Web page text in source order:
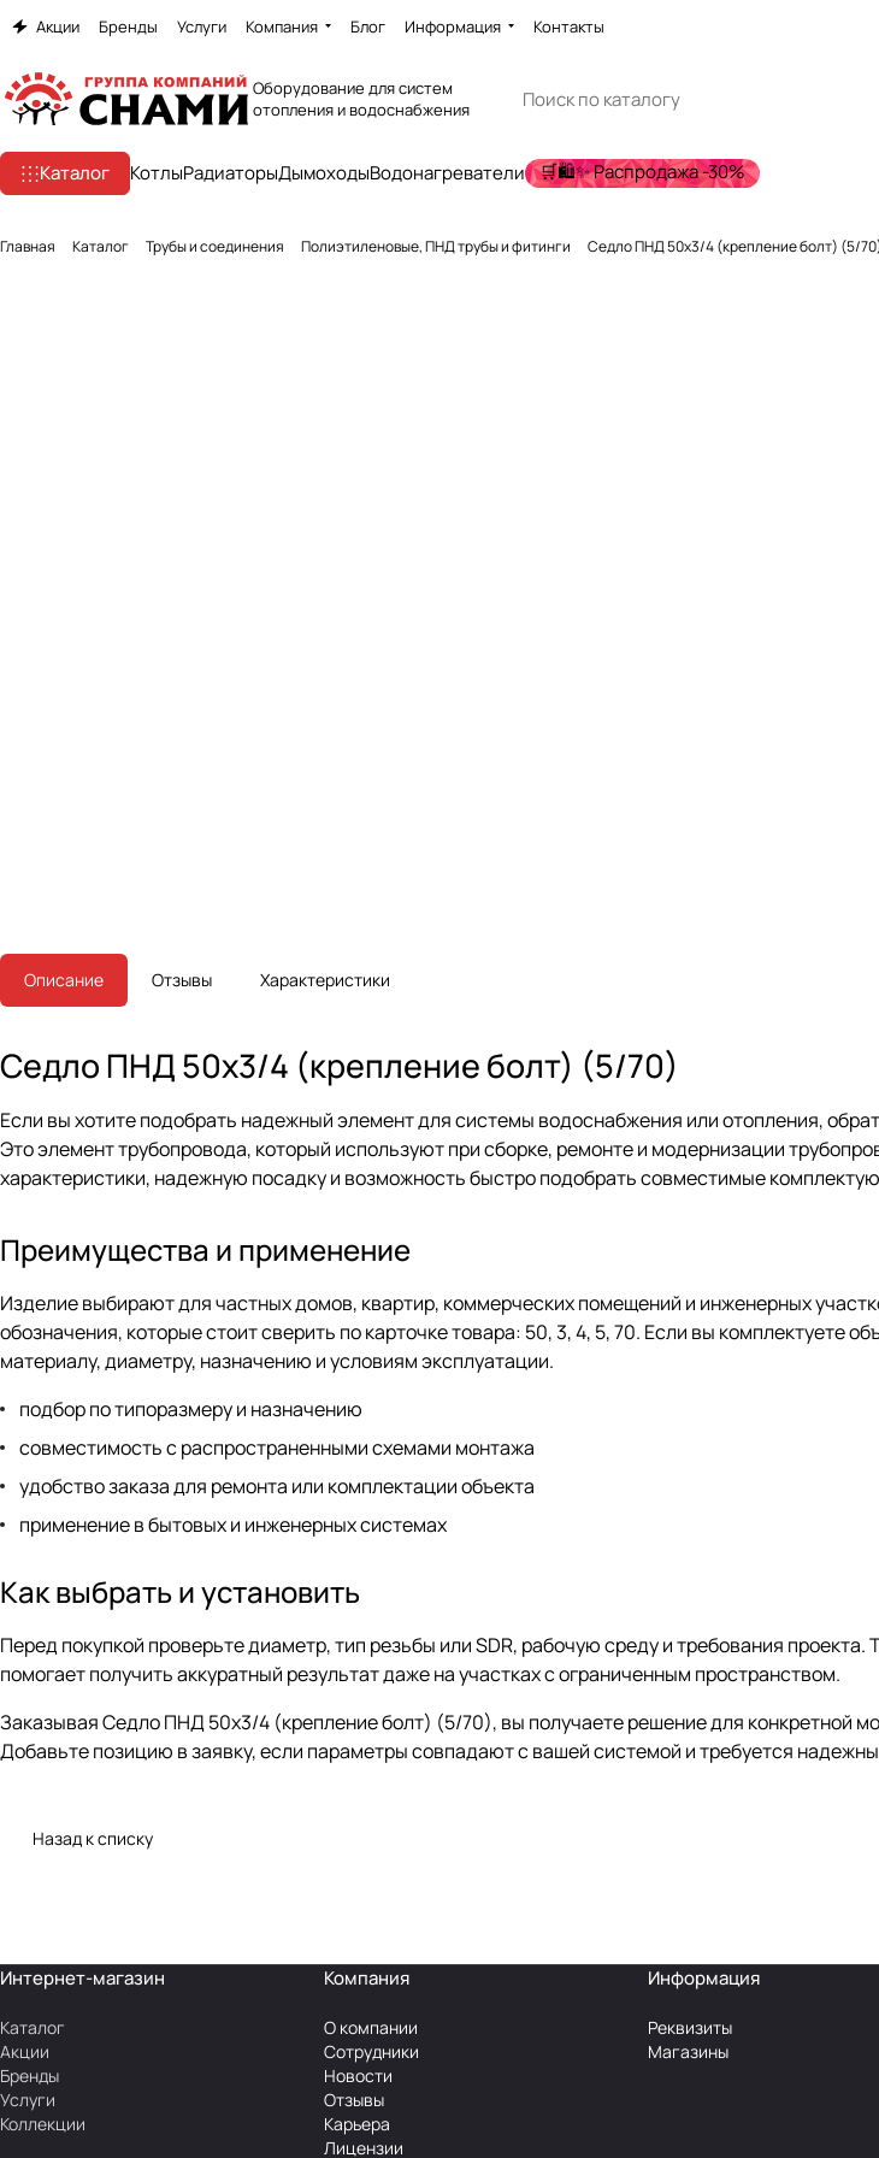
Акции Бренды Услуги Компания Блог Информация Контакты
Оборудование для систем
отопления и водоснабжения
Каталог КотлыРадиаторыДымоходыВодонагреватели 🛒🛍️✨ Распродажа -30%
Главная Каталог Трубы и соединения Полиэтиленовые, ПНД трубы и фитинги Седло ПНД 50х3/4 (крепление болт) (5/
Описание Отзывы Характеристики
Седло ПНД 50х3/4 (крепление болт) (5/70)
Если вы хотите подобрать надежный элемент для системы водоснабжения или отопления,
Это элемент трубопровода, который используют при сборке, ремонте и модернизации
характеристики, надежную посадку и возможность быстро подобрать совместимые
Преимущества и применение
Изделие выбирают для частных домов, квартир, коммерческих помещений и инженерных
обозначения, которые стоит сверить по карточке товара: 50, 3, 4, 5, 70. Если вы комплектуете
материалу, диаметру, назначению и условиям эксплуатации.
подбор по типоразмеру и назначению
совместимость с распространенными схемами монтажа
удобство заказа для ремонта или комплектации объекта
применение в бытовых и инженерных системах
Как выбрать и установить
Перед покупкой проверьте диаметр, тип резьбы или SDR, рабочую среду и требования
помогает получить аккуратный результат даже на участках с ограниченным пространством.
Заказывая Седло ПНД 50х3/4 (крепление болт) (5/70), вы получаете решение для конкретной
Добавьте позицию в заявку, если параметры совпадают с вашей системой и требуется
Назад к списку
Интернет-магазин
Каталог
Акции
Бренды
Услуги
Коллекции
Компания
О компании
Сотрудники
Новости
Отзывы
Карьера
Лицензии
Информация
Реквизиты
Магазины